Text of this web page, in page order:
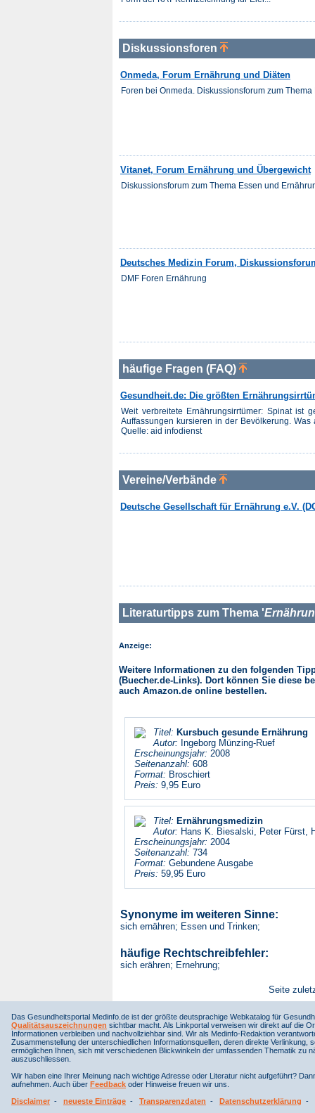
Diskussionsforen
Onmeda, Forum Ernährung und Diäten
Foren bei Onmeda. Diskussionsforum zum
Vitanet, Forum Ernährung und Übergewicht
Diskussionsforum zum Thema Essen und
Deutsches Medizin Forum,
DMF Foren Ernährung
häufige Fragen (FAQ)
Gesundheit.de: Die größten
Weit verbreitete Ernährungsirrtümer: Spinat ist
Auffassungen kursieren in der Bevölkerung.
Quelle: aid infodienst
Vereine/Verbände
Deutsche Gesellschaft für Ernährung e.V.
Literaturtipps zum Thema '
Anzeige:
Weitere Informationen zu den folgenden
(Buecher.de-Links). Dort können Sie diese
auch Amazon.de online bestellen.
Titel: Kursbuch gesunde Ernährung
Autor: Ingeborg Münzing-Ruef
Erscheinungsjahr: 2008
Seitenanzahl: 608
Format: Broschiert
Preis: 9,95 Euro
Titel: Ernährungsmedizin
Autor: Hans K. Biesalski, Peter Fürst,
Erscheinungsjahr: 2004
Seitenanzahl: 734
Format: Gebundene Ausgabe
Preis: 59,95 Euro
Synonyme im weiteren Sinne:
sich ernähren; Essen und Trinken;
häufige Rechtschreibfehler:
sich erähren; Ernehrung;
Seite
Das Gesundheitsportal Medinfo.de ist der größte deutsprachige Webkatalog für
Qualitätsauszeichnungen sichtbar macht. Als Linkportal verweisen wir direkt auf die
Informationen verbleiben und nachvollziehbar sind. Wir als Medinfo-Redaktion
Zusammenstellung der unterschiedlichen Informationsquellen, deren direkte
ermöglichen Ihnen, sich mit verschiedenen Blickwinkeln der umfassenden Thematik
auszuschliessen.
Wir haben eine Ihrer Meinung nach wichtige Adresse oder Literatur nicht aufgeführt?
aufnehmen. Auch über Feedback oder Hinweise freuen wir uns.
Disclaimer - neueste Einträge - Transparenzdaten - Datenschutzerklärung -